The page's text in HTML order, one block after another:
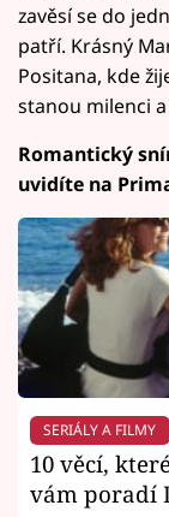
zavěsí se do
patří. Krásný
Positana, kde
stanou milenci a
Romantický
uvidíte na
SERIÁLY A FILMY
10 věcí,
vám poradí